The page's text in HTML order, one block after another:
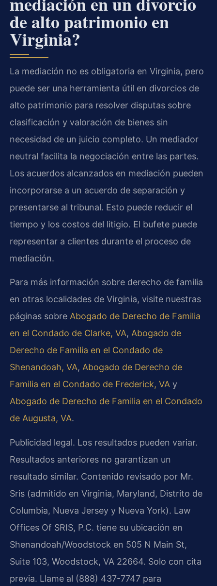
de alto patrimonio en
Virginia?
La mediación no es obligatoria en Virginia, pero
puede ser una herramienta útil en divorcios de
alto patrimonio para resolver disputas sobre
clasificación y valoración de bienes sin
necesidad de un juicio completo. Un mediador
neutral facilita la negociación entre las partes.
Los acuerdos alcanzados en mediación pueden
incorporarse a un acuerdo de separación y
presentarse al tribunal. Esto puede reducir el
tiempo y los costos del litigio. El bufete puede
representar a clientes durante el proceso de
mediación.
Para más información sobre derecho de familia
en otras localidades de Virginia, visite nuestras
páginas sobre Abogado de Derecho de Familia
en el Condado de Clarke, VA, Abogado de
Derecho de Familia en el Condado de
Shenandoah, VA, Abogado de Derecho de
Familia en el Condado de Frederick, VA y
Abogado de Derecho de Familia en el Condado
de Augusta, VA.
Publicidad legal. Los resultados pueden variar.
Resultados anteriores no garantizan un
resultado similar. Contenido revisado por Mr.
Sris (admitido en Virginia, Maryland, Distrito de
Columbia, Nueva Jersey y Nueva York). Law
Offices Of SRIS, P.C. tiene su ubicación en
Shenandoah/Woodstock en 505 N Main St,
Suite 103, Woodstock, VA 22664. Solo con cita
previa. Llame al (888) 437-7747 para